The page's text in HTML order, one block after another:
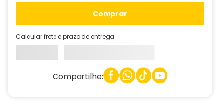
comprar
Calcular frete e prazo de entrega
Compartilhe: